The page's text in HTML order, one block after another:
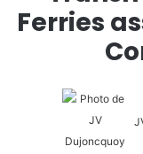
Ferries